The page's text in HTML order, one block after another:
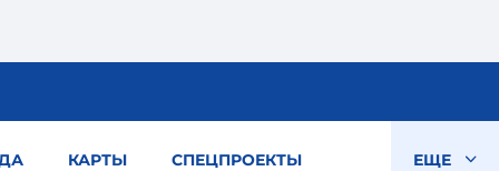
КАРТЫ СПЕЦПРОЕКТЫ ЕЩЕ